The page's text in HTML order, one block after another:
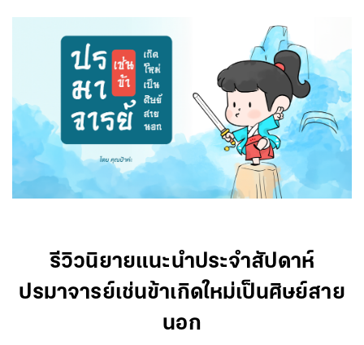
รีวิวนิยายแนะนำประจำสัปดาห์
ปรมาจารย์เช่นข้าเกิดใหม่เป็นศิษย์สาย
นอก